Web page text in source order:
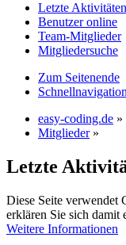
Letzte Aktivitäten
Benutzer online
Team-Mitglieder
Mitgliedersuche
Zum Seitenende
Schnellnavigation
easy-coding.de »
Mitglieder »
Letzte
Diese Seite verwendet
erklären Sie sich damit
Weitere Informationen